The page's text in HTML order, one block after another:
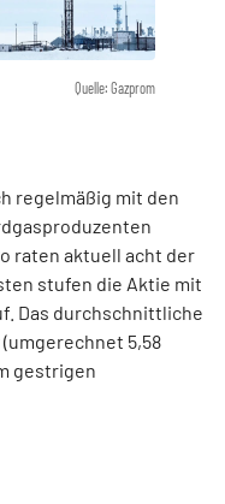
Quelle: Gazprom
regelmäßig mit den
raten aktuell acht der
stufen die Aktie mit
Das durchschnittliche
5,58
gestrigen